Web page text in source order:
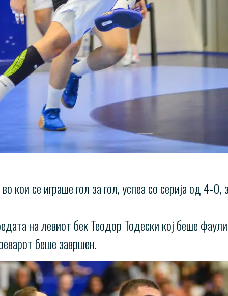
кои се играше гол за гол, успеа со серија од 4-
на левиот бек Теодор Тодески кој беше
беше завршен.